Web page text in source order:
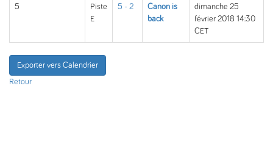
5
Piste
E
5 - 2
Canon is
back
dimanche 25
février 2018 14:30
CET
Exporter vers Calendrier
Retour